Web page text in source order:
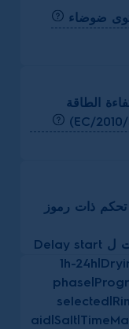
ضوضاء
الطاقة
ذات رموز
مؤشرات ل Delay start
1h-